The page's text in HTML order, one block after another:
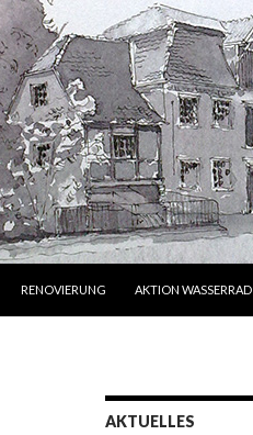
RENOVIERUNG AKTION WASSERRAD
AKTUELLES